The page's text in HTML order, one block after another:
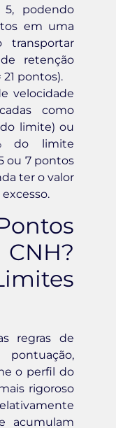
podendo
em uma
retenção
pontos).
velocidade
como
do limite) ou
do limite
ou 7 pontos
ter o valor
regras de
o perfil do
rigoroso
acumulam